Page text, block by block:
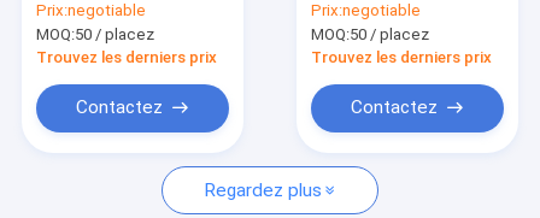
Demandez une citation
Matériel de filtres à air
Adhésif de filtre à air
traitement
thermique chimique
de filtre de filtres à
Prix:negotiable
MOQ:50 / placez
Trouvez les derniers prix
Contactez
filtres à air
résistants
Prix:negotiable
MOQ:50 / placez
Trouvez les derniers prix
Contactez
Regardez plus